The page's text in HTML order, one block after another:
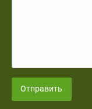
Отправить